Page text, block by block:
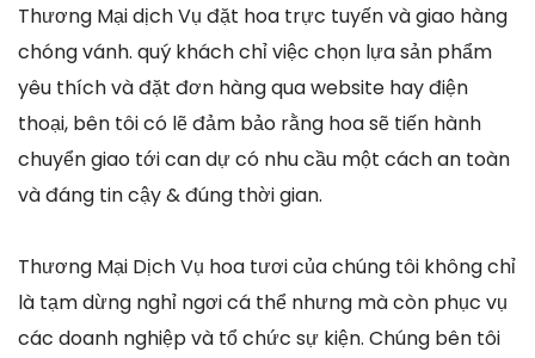
Thương Mại dịch Vụ đặt hoa trực tuyến và giao hàng
chóng vánh. quý khách chỉ việc chọn lựa sản phẩm
yêu thích và đặt đơn hàng qua website hay điện
thoại, bên tôi có lẽ đảm bảo rằng hoa sẽ tiến hành
chuyển giao tới can dự có nhu cầu một cách an toàn
và đáng tin cậy & đúng thời gian.
Thương Mại Dịch Vụ hoa tươi của chúng tôi không chỉ
là tạm dừng nghỉ ngơi cá thể nhưng mà còn phục vụ
các doanh nghiệp và tổ chức sự kiện. Chúng bên tôi